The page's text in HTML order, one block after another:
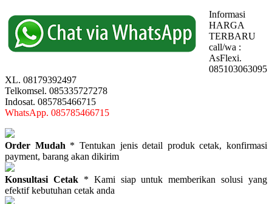
Informasi
HARGA
TERBARU
call/wa :
AsFlexi.
085103063095
XL. 08179392497
Telkomsel. 085335727278
Indosat. 085785466715
WhatsApp. 085785466715
Order Mudah * Tentukan jenis detail produk cetak, konfirmasi
payment, barang akan dikirim
Konsultasi Cetak* Kami siap untuk memberikan solusi yang
efektif kebutuhan cetak anda